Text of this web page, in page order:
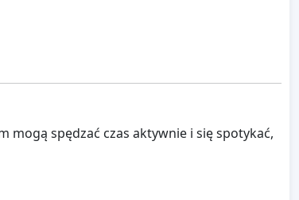
mogą spędzać czas aktywnie i się spotykać,